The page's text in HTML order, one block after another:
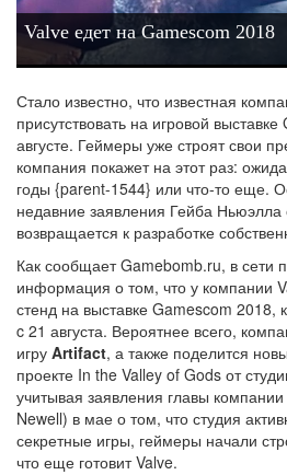
Valve едет на Gamescom 2018
Стало известно, что известная
присутствовать на игровой
августе. Геймеры уже строят свои
компания покажет на этот раз:
годы {parent-1544} или что-то еще.
недавние заявления Гейба Ньюэлла
возвращается к разработке
Как сообщает Gamebomb.ru, в сети
информация о том, что у компании
стенд на выставке Gamescom 2018,
c 21 августа. Вероятнее всего,
игру Artifact, а также поделится
проекте In the Valley of Gods от
учитывая заявления главы
Newell) в мае о том, что студия
секретные игры, геймеры начали
что еще готовит Valve.